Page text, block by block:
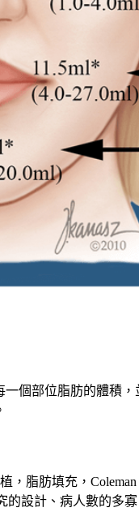
個部位脂肪的體積
脂肪填充，
設計、病人數的多